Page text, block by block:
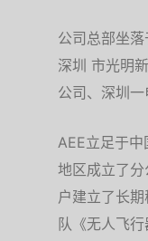
公司总部坐
深圳 市光明
公司、深圳一
AEE立足于
地区成立了
户建立了长
队《无人飞